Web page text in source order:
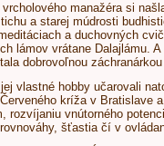
manažéra si
a starej múdrosti
a duchovných
lámov vrátane Dalajlámu.
dobrovoľnou
jej vlastné hobby učarovali
kríža v Bratislave
rozvíjaniu vnútorného
šťastia čí v